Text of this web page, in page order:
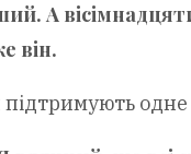
А
він.
одне